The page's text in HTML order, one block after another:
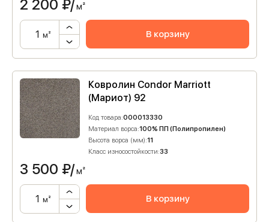
2 200 ₽/м²
м² В корзину
Ковролин Condor Marriott
(Мариот) 92
Код товара:000013330
Материал ворса:100% ПП (Полипропилен)
Высота ворса (мм):11
Класс износостойкости:33
3 500 ₽/м²
м² В корзину